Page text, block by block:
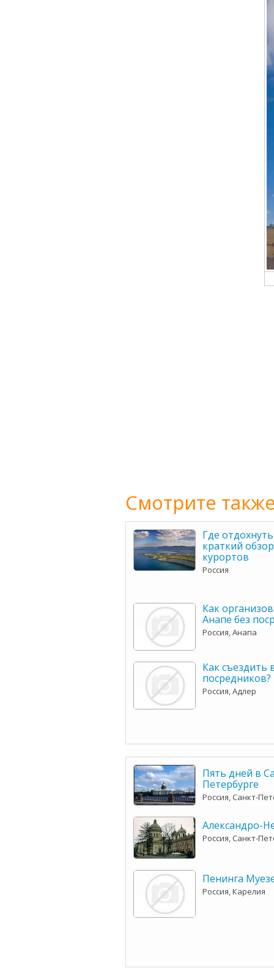
Смотрите
Где
краткий
курортов
Россия
Как
Анапе без
Россия, Анапа
Как съездить
посредников?
Россия, Адлер
Пять дней в
Петербурге
Россия, Санкт-
Александро-
Россия, Санкт-
Пенинга
Россия, Карелия